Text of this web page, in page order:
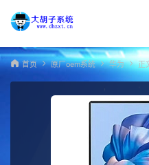
首页 原厂oem系统 华为 正